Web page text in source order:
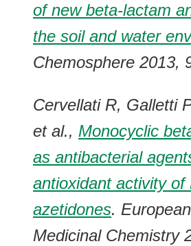
of new beta-lactam
the soil and water
Chemosphere 2013,
Cervellati R, Galletti
et al., Monocyclic
as antibacterial
antioxidant activity of
azetidones.
Medicinal Chemistry